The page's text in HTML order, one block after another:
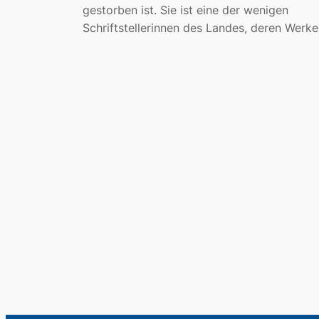
gestorben ist. Sie ist eine der wenigen
Schriftstellerinnen des Landes, deren